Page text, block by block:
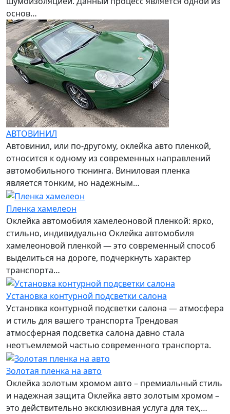
основ…
АВТОВИНИЛ
Автовинил, или по-другому, оклейка авто пленкой,
относится к одному из современных направлений
автомобильного тюнинга. Виниловая пленка
является тонким, но надежным…
Пленка хамелеон
Оклейка автомобиля хамелеоновой пленкой: ярко,
стильно, индивидуально Оклейка автомобиля
хамелеоновой пленкой — это современный способ
выделиться на дороге, подчеркнуть характер
транспорта…
Установка контурной подсветки салона
Установка контурной подсветки салона — атмосфера
и стиль для вашего транспорта Трендовая
атмосферная подсветка салона давно стала
неотъемлемой частью современного транспорта.
Золотая пленка на авто
Оклейка золотым хромом авто – премиальный стиль
и надежная защита Оклейка авто золотым хромом –
это действительно эксклюзивная услуга для тех,…